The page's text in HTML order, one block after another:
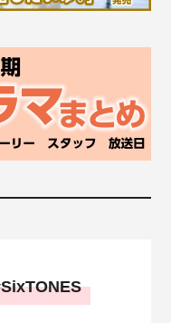
SixTONES